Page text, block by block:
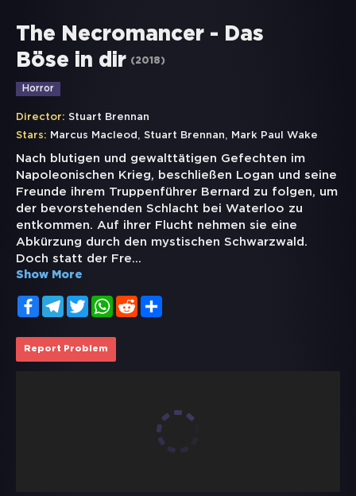
The Necromancer - Das
Böse in dir (2018)
Horror
Director: Stuart Brennan
Stars: Marcus Macleod , Stuart Brennan, Mark Paul Wake
Nach blutigen und gewalttätigen Gefechten im
Napoleonischen Krieg, beschließen Logan und seine
Freunde ihrem Truppenführer Bernard zu folgen, um
der bevorstehenden Schlacht bei Waterloo zu
entkommen. Auf ihrer Flucht nehmen sie eine
Abkürzung durch den mystischen Schwarzwald.
Doch statt der Fre...
Show More
FacebookTelegramTwitterWhatsApp
Reddit
Report Problem